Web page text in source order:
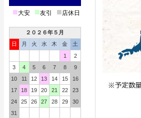
■大安 ■友引 ■店休日
２０２６年５月
日
月 火 水 木 金
土
1
2
3
4 5 6 7 8
9
10
11 12 13 14 15
16
17
18 19 20 21 22
23
24
25 26 27 28 29
30
31